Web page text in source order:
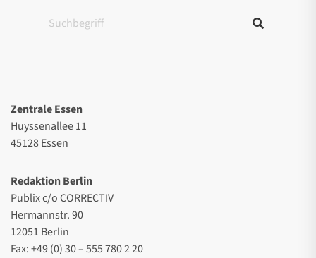
Zentrale Essen
Huyssenallee 11
45128 Essen
Redaktion Berlin
Publix c/o CORRECTIV
Hermannstr. 90
12051 Berlin
Fax: +49 (0) 30 – 555 780 2 20